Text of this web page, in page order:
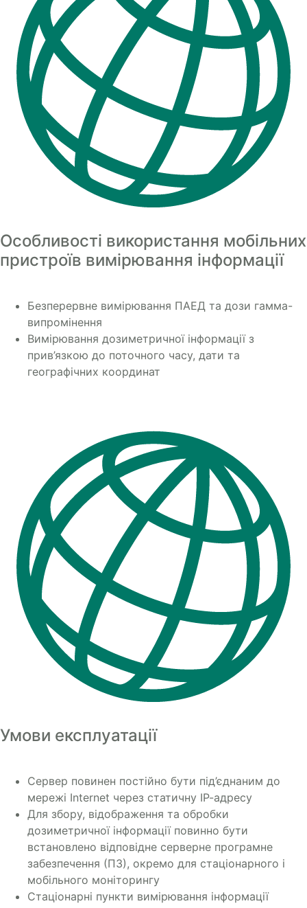
Особливості використання мобільних
пристроїв вимірювання інформації
Безперервне вимірювання ПАЕД та дози гамма-
випромінення
Вимірювання дозиметричної інформації з
прив’язкою до поточного часу, дати та
географічних координат
Умови експлуатації
Сервер повинен постійно бути під’єднаним до
мережі Internet через статичну ІР-адресу
Для збору, відображення та обробки
дозиметричної інформації повинно бути
встановлено відповідне серверне програмне
забезпечення (ПЗ), окремо для стаціонарного і
мобільного моніторингу
Стаціонарні пункти вимірювання інформації